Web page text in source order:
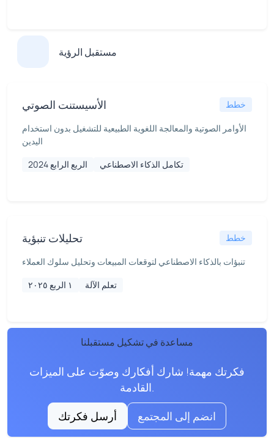
مستقبل الرؤية
الأسيستنت الصوتي خطط
الأوامر الصوتية والمعالجة اللغوية الطبيعية للتشغيل بدون استخدام
اليدين
الربع الرابع 2024
تكامل الذكاء الاصطناعي
تحليلات تنبؤية خطط
تنبؤات بالذكاء الاصطناعي لتوقعات المبيعات وتحليل سلوك العملاء
١ الربع ٢٠٢٥
تعلم الآلة
مساعدة في تشكيل مستقبلنا
فكرتك مهمة! شارك أفكارك وصوّت على الميزات
القادمة.
أرسل فكرتك
انضم إلى المجتمع